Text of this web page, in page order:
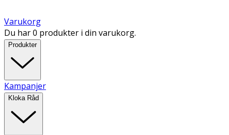
Varukorg
Du har 0 produkter i din varukorg.
Produkter
Kampanjer
Kloka Råd